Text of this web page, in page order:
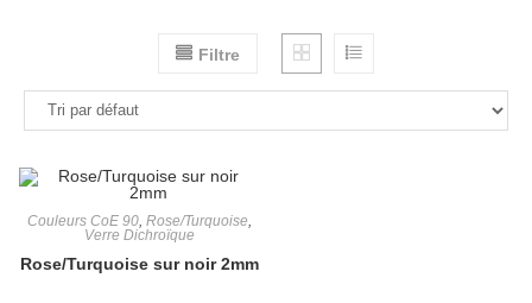
Filtre
Couleurs CoE 90, Rose/Turquoise
Verre Dichroïque
Rose/Turquoise sur noir 2mm